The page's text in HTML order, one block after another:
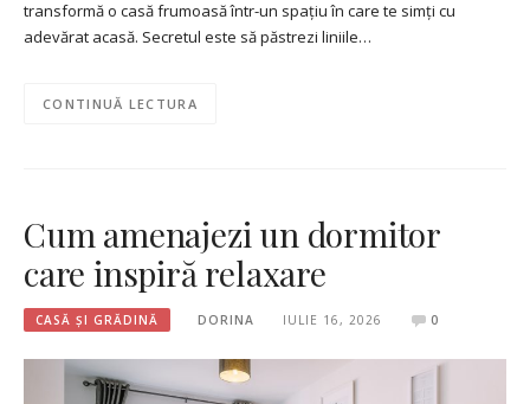
transformă o casă frumoasă într-un spațiu în care te simți cu
adevărat acasă. Secretul este să păstrezi liniile…
CONTINUĂ LECTURA
Cum amenajezi un dormitor
care inspiră relaxare
CASĂ ȘI GRĂDINĂ DORINA IULIE 16, 2026 0